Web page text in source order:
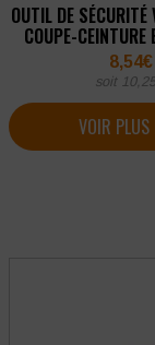
OUTIL DE SÉCURITÉ
COUPE-
8,54€
soit
VOIR PLUS